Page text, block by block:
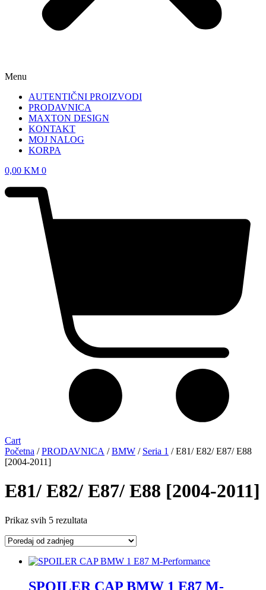
Menu
AUTENTIČNI PROIZVODI
PRODAVNICA
MAXTON DESIGN
KONTAKT
MOJ NALOG
KORPA
0,00 KM 0
Cart
Početna /PRODAVNICA /BMW / Seria 1 / E81/ E82/ E87/ E88
[2004-2011]
E81/ E82/ E87/ E88 [2004-2011]
Prikaz svih 5 rezultata
SPOILER CAP BMW 1 E87 M-